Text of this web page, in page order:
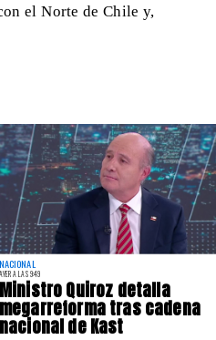
NACIONAL
AYER A LAS 9:49
Ministro Quiroz detalla
megarreforma tras cadena
nacional de Kast
el Norte de Chile y,